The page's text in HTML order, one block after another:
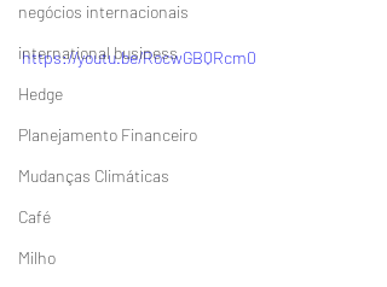
negócios internacionais
international business
Hedge
Planejamento Financeiro
Mudanças Climáticas
Café
Milho
https://lnkd.in/dm-R9qH
https://youtu.be/RocwGBQRcm0